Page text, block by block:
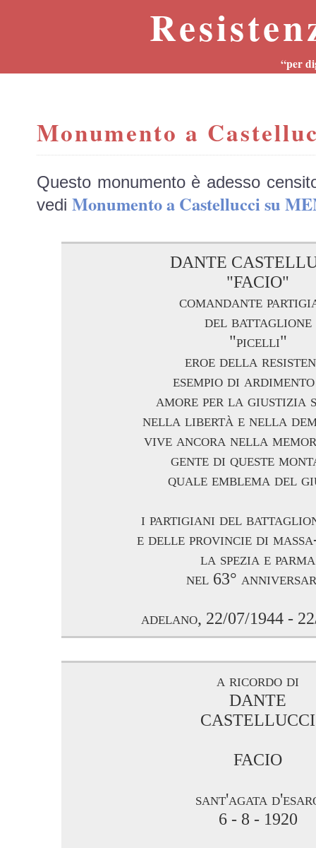
“per
Monumento a
Questo monumento è adesso
vedi Monumento a Castellucci su
DANTE
"FACIO"
comandante
del battaglione
"picelli"
eroe della
esempio di
amore per la giustizia
nella libertà e nella
vive ancora nella
gente di queste
quale emblema del
i partigiani del
e delle provincie di
la spezia e parma
nel 63°
adelano, 22/07/1944 -
a ricordo di
DANTE
CASTELLUCCI
FACIO
sant'agata
6 - 8 - 1920